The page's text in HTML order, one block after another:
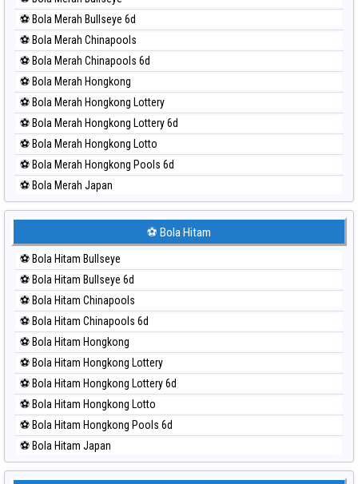
Paito Harian Sydney Pools 6d
Paito Harian Taipei
Paito Harian Taiwan
⚽ Bola Merah Bullseye 6d
⚽ Bola Merah Chinapools
⚽ Bola Merah Chinapools 6d
⚽ Bola Merah Hongkong
⚽ Bola Merah Hongkong Lottery
⚽ Bola Merah Hongkong Lottery 6d
⚽ Bola Merah Hongkong Lotto
⚽ Bola Merah Hongkong Pools 6d
⚽ Bola Merah Japan
⚽ Bola Merah Japan 6d
⚽ Bola Merah Kuda Lari
⚽ Bola Merah Magnum Cambodia
⚽ Bola Merah Nagoya
⚽ Bola Merah North Carolina Day
⚽ Bola Merah Pcso
⚽ Bola Merah Sao Paulo
⚽ Bola Merah Singapore
⚽ Bola Merah Sydney
⚽ Bola Merah Sydney Lottery
⚽ Bola Merah Sydney Lottery 6d
⚽ Bola Merah Sydney Lotto
⚽ Bola Hitam
⚽ Bola Hitam Bullseye
⚽ Bola Hitam Bullseye 6d
⚽ Bola Hitam Chinapools
⚽ Bola Hitam Chinapools 6d
⚽ Bola Hitam Hongkong
⚽ Bola Hitam Hongkong Lottery
⚽ Bola Hitam Hongkong Lottery 6d
⚽ Bola Hitam Hongkong Lotto
⚽ Bola Hitam Hongkong Pools 6d
⚽ Bola Hitam Japan
⚽ Bola Hitam Japan 6d